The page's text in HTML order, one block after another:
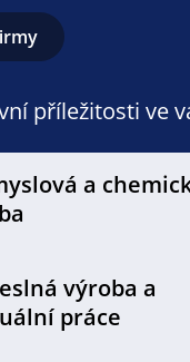
příležitosti ve
a
výroba a
práce